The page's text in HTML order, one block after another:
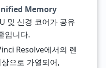
Memory
및 신경 코어가 공유
입니다.
Resolve에서의 렌
으로 가열되어,